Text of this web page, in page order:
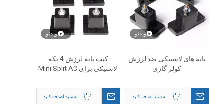
ویدئو
پایه های لاستیکی ضد لرزش
کولر گازی
به سبد اضافه کنید
ویدئو
کیت پایه لرزش 4 تکه
لاستیکی برای Mini Split AC
به سبد اضافه کنید